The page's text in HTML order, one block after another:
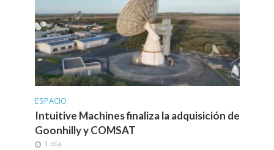
ESPACIO
Intuitive Machines finaliza la adquisición de
Goonhilly y COMSAT
1 día